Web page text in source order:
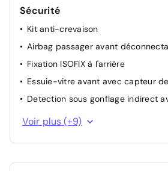
Sécurité
Kit anti-crevaison
Airbag passager avant
Fixation ISOFIX à l'arrière
Essuie-vitre avant avec capteur
Detection sous gonflage indirect
Airbags (Frontaux, latéraux AV,
Voir plus (+9)